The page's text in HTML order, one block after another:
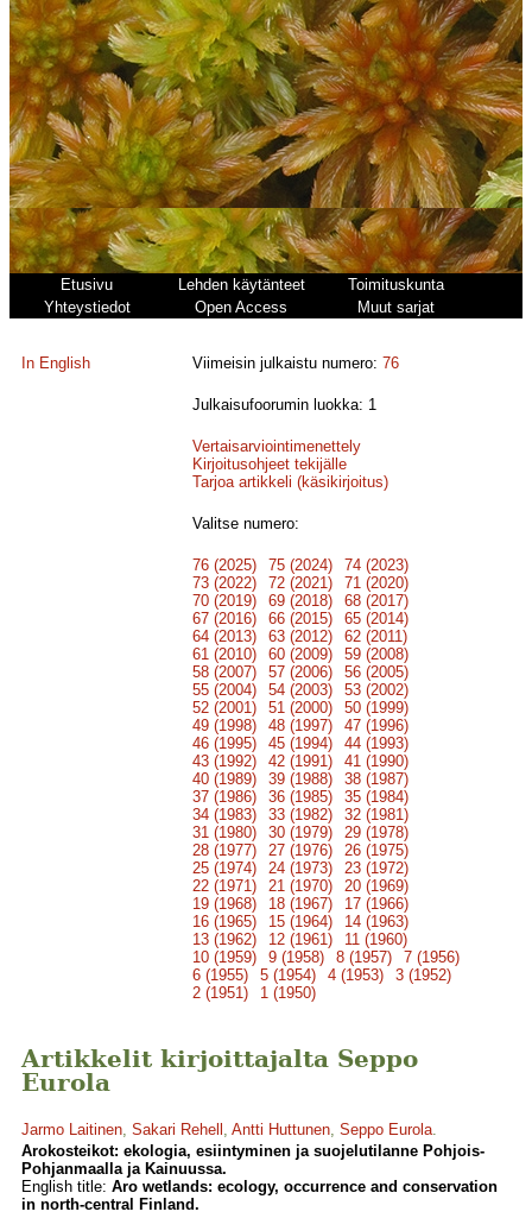
Etusivu Lehden käytänteet
Toimituskunta
Yhteystiedot
Open Access Muut sarjat
In English Viimeisin julkaistu numero:76
Julkaisufoorumin luokka: 1
Vertaisarviointimenettely
Kirjoitusohjeet tekijälle
Tarjoa artikkeli (käsikirjoitus)
Valitse numero:
76 (2025) 75 (2024)
74 (2023)
73 (2022)
72 (2021)
71 (2020)
70 (2019)
69 (2018)
68 (2017)
67 (2016)
66 (2015)
65 (2014)
64 (2013)
63 (2012)
62 (2011)
61 (2010)
60 (2009)
59 (2008)
58 (2007)
57 (2006)
56 (2005)
55 (2004)
54 (2003)
53 (2002)
52 (2001)
51 (2000)
50 (1999)
49 (1998)
48 (1997)
47 (1996)
46 (1995)
45 (1994)
44 (1993)
43 (1992)
42 (1991)
41 (1990)
40 (1989)
39 (1988)
38 (1987)
37 (1986)
36 (1985)
35 (1984)
34 (1983)
33 (1982)
32 (1981)
31 (1980)
30 (1979)
29 (1978)
28 (1977)
27 (1976)
26 (1975)
25 (1974)
24 (1973)
23 (1972)
22 (1971)
21 (1970)
20 (1969)
19 (1968)
18 (1967)
17 (1966)
16 (1965)
15 (1964)
14 (1963)
13 (1962)
12 (1961)
11 (1960)
10 (1959)
9 (1958) 8 (1957)
7 (1956)
6 (1955)
5 (1954) 4 (1953)
3 (1952)
2 (1951)
1 (1950)
Artikkelit kirjoittajalta Seppo
Eurola
Jarmo Laitinen, Sakari Rehell , Antti Huttunen, Seppo Eurola.
Arokosteikot: ekologia, esiintyminen ja suojelutilanne Pohjois-
Pohjanmaalla ja Kainuussa.
English title: Aro wetlands: ecology, occurrence and conservation
in north-central Finland.